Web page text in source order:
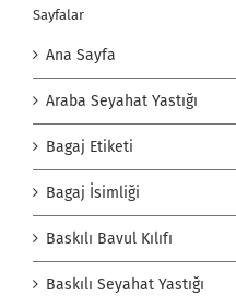
Sayfalar
Ana Sayfa
Araba Seyahat Yastığı
Bagaj Etiketi
Bagaj İsimliği
Baskılı Bavul Kılıfı
Baskılı Seyahat Yastığı